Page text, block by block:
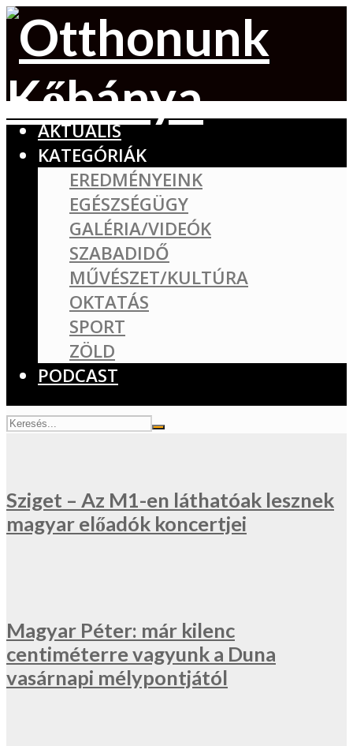
AKTUÁLIS
KATEGÓRIÁK
EREDMÉNYEINK
EGÉSZSÉGÜGY
GALÉRIA/VIDEÓK
SZABADIDŐ
MŰVÉSZET/KULTÚRA
OKTATÁS
SPORT
ZÖLD
PODCAST
Sziget – Az M1-en láthatóak lesznek
magyar előadók koncertjei
Magyar Péter: már kilenc
centiméterre vagyunk a Duna
vasárnapi mélypontjától